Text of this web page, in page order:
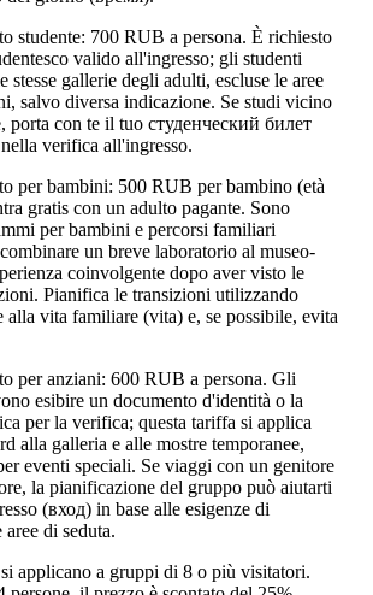
studente: 700 RUB a persona. È richiesto
valido all'ingresso; gli studenti
stesse gallerie degli adulti, escluse le aree
salvo diversa indicazione. Se studi vicino
porta con te il tuo студенческий билет
verifica all'ingresso.
per bambini: 500 RUB per bambino (età
gratis con un adulto pagante. Sono
per bambini e percorsi familiari
un breve laboratorio al museo-
coinvolgente dopo aver visto le
Pianifica le transizioni utilizzando
alla vita familiare (vita) e, se possibile, evita
per anziani: 600 RUB a persona. Gli
esibire un documento d'identità o la
per la verifica; questa tariffa si applica
alla galleria e alle mostre temporanee,
eventi speciali. Se viaggi con un genitore
la pianificazione del gruppo può aiutarti
(вход) in base alle esigenze di
di seduta.
applicano a gruppi di 8 o più visitatori.